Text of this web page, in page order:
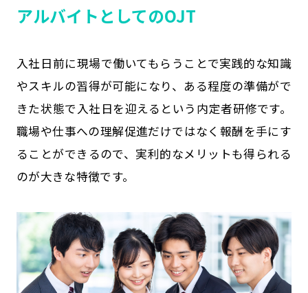
アルバイトとしてのOJT
入社日前に現場で働いてもらうことで実践的な知識
やスキルの習得が可能になり、ある程度の準備がで
きた状態で入社日を迎えるという内定者研修です。
職場や仕事への理解促進だけではなく報酬を手にす
ることができるので、実利的なメリットも得られる
のが大きな特徴です。